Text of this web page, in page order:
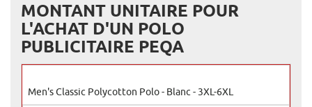
MONTANT UNITAIRE POUR
L'ACHAT D'UN POLO
PUBLICITAIRE PEQA
Men's Classic Polycotton Polo - Blanc - 3XL-6XL